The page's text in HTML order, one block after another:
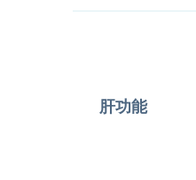
肝功能